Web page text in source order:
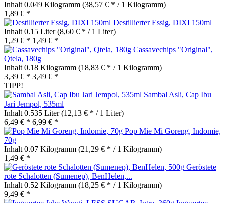
Inhalt 0.049 Kilogramm (38,57 € * / 1 Kilogramm)
1,89 € *
Destillierter Essig, DIXI 150ml
Inhalt 0.15 Liter(8,60 € * / 1 Liter)
1,29 € * 1,49 € *
Cassavechips "Original",
Qtela, 180g
Inhalt 0.18 Kilogramm (18,83 € * / 1 Kilogramm)
3,39 € * 3,49 € *
TIPP!
Sambal Asli, Cap Ibu
Jari Jempol, 535ml
Inhalt 0.535 Liter(12,13 € * / 1 Liter)
6,49 € * 6,99 € *
Pop Mie Mi Goreng, Indomie,
70g
Inhalt 0.07 Kilogramm (21,29 € * / 1 Kilogramm)
1,49 € *
Geröstete
rote Schalotten (Sumenep), BenHelen,...
Inhalt 0.52 Kilogramm (18,25 € * / 1 Kilogramm)
9,49 € *